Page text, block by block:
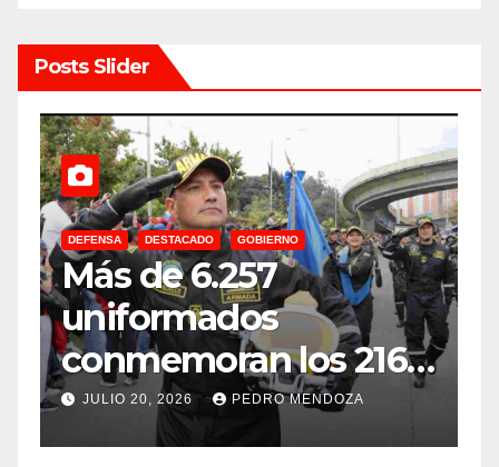
Posts Slider
DEFENSA DESTACADO GOBIERNO
Más de 6.257
uniformados
conmemoran los 216
años de
Independencia en el
JULIO 20, 2026 PEDRO MENDOZA